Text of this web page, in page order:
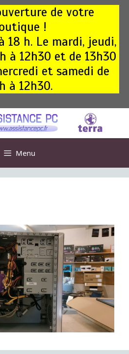
de votre
!
18 h. Le mardi, jeudi,
à 12h30 et de 13h30
et samedi de
à 12h30.
Menu